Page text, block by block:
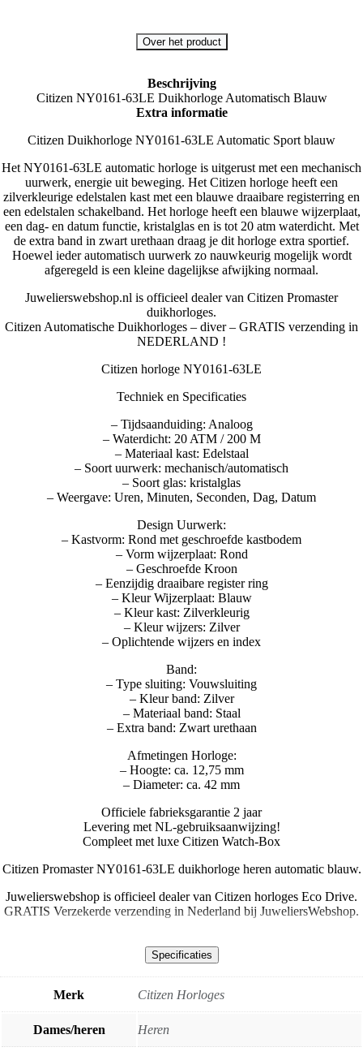
Over het product
Beschrijving
Citizen NY0161-63LE Duikhorloge Automatisch Blauw
Extra informatie
Citizen Duikhorloge NY0161-63LE Automatic Sport blauw
Het NY0161-63LE automatic horloge is uitgerust met een mechanisch
uurwerk, energie uit beweging. Het Citizen horloge heeft een
zilverkleurige edelstalen kast met een blauwe draaibare registerring en
een edelstalen schakelband. Het horloge heeft een blauwe wijzerplaat,
een dag- en datum functie, kristalglas en is tot 20 atm waterdicht. Met
de extra band in zwart urethaan draag je dit horloge extra sportief.
Hoewel ieder automatisch uurwerk zo nauwkeurig mogelijk wordt
afgeregeld is een kleine dagelijkse afwijking normaal.
Juwelierswebshop.nl is officieel dealer van Citizen Promaster
duikhorloges.
Citizen Automatische Duikhorloges – diver – GRATIS verzending in
NEDERLAND !
Citizen horloge NY0161-63LE
Techniek en Specificaties
– Tijdsaanduiding: Analoog
– Waterdicht: 20 ATM / 200 M
– Materiaal kast: Edelstaal
– Soort uurwerk: mechanisch/automatisch
– Soort glas: kristalglas
– Weergave: Uren, Minuten, Seconden, Dag, Datum
Design Uurwerk:
– Kastvorm: Rond met geschroefde kastbodem
– Vorm wijzerplaat: Rond
– Geschroefde Kroon
– Eenzijdig draaibare register ring
– Kleur Wijzerplaat: Blauw
– Kleur kast: Zilverkleurig
– Kleur wijzers: Zilver
– Oplichtende wijzers en index
Band:
– Type sluiting: Vouwsluiting
– Kleur band: Zilver
– Materiaal band: Staal
– Extra band: Zwart urethaan
Afmetingen Horloge:
– Hoogte: ca. 12,75 mm
– Diameter: ca. 42 mm
Officiele fabrieksgarantie 2 jaar
Levering met NL-gebruiksaanwijzing!
Compleet met luxe Citizen Watch-Box
Citizen Promaster NY0161-63LE duikhorloge heren automatic blauw.
Juwelierswebshop is officieel dealer van Citizen horloges Eco Drive.
GRATIS Verzekerde verzending in Nederland bij JuweliersWebshop.
Specificaties
Merk Citizen Horloges
Dames/heren Heren